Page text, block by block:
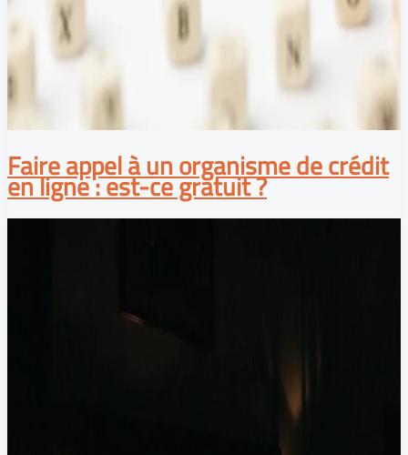
Faire appel à un organisme de crédit
en ligne : est-ce gratuit ?